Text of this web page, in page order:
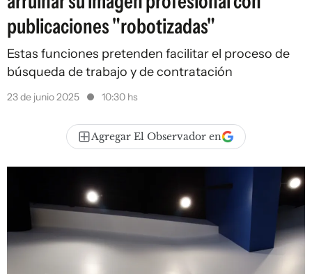
publicaciones "robotizadas"
Estas funciones pretenden facilitar el proceso de
búsqueda de trabajo y de contratación
23 de junio 2025 10:30 hs
Agregar El Observador en